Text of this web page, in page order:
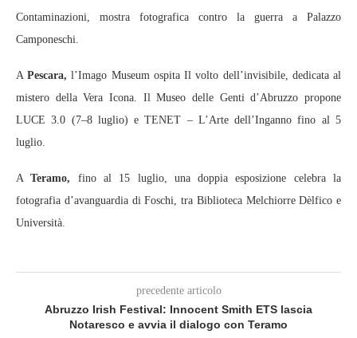
Contaminazioni, mostra fotografica contro la guerra a Palazzo
Camponeschi.
APescara, l’Imago Museum ospita Il volto dell’invisibile, dedicata al
mistero della Vera Icona. Il Museo delle Genti d’Abruzzo propone
LUCE 3.0 (7–8 luglio) e TENET – L’Arte dell’Inganno fino al 5
luglio.
ATeramo, fino al 15 luglio, una doppia esposizione celebra la
fotografia d’avanguardia di Foschi, tra Biblioteca Melchiorre Dèlfico e
Università.
precedente articolo
Abruzzo Irish Festival: Innocent Smith ETS lascia
Notaresco e avvia il dialogo con Teramo